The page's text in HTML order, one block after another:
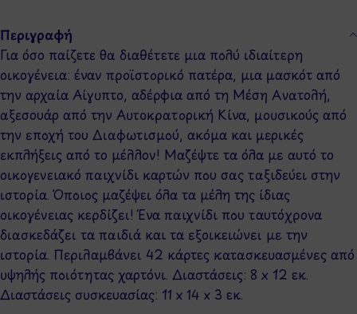
Περιγραφή
Για όσο παίζετε θα διαθέτετε μια πολύ ιδιαίτερη
οικογένεια: έναν προϊστορικό πατέρα, μια μασκότ από
την αρχαία Αίγυπτο, αδέρφια από τη Μέση Ανατολή,
αξεσουάρ από την Αυτοκρατορική Κίνα, μουσικούς από
την εποχή του Διαφωτισμού, ακόμα και μερικές
εκπλήξεις από το μέλλον! Μαζέψτε τα όλα με αυτό το
οικογενειακό παιχνίδι καρτών που σας ταξιδεύει στην
ιστορία. Όποιος μαζέψει όλα τα μέλη της ίδιας
οικογένειας κερδίζει! Ένα παιχνίδι που ταυτόχρονα
διασκεδάζει τα παιδιά και τα εξοικειώνει με την
ιστορία. Περιλαμβάνει 42 κάρτες κατασκευασμένες από
υψηλής ποιότητας χαρτόνι. Διαστάσεις: 8 x 12 εκ.
Διαστάσεις συσκευασίας: 11 x 14 x 3 εκ.